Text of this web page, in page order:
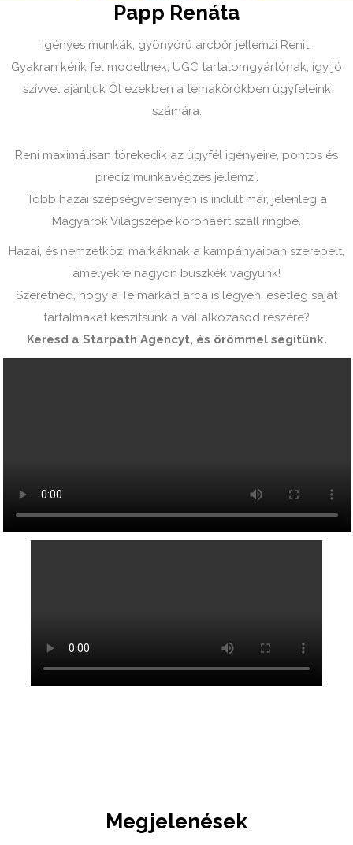
Papp Renáta
Igényes munkák, gyönyörű arcbőr jellemzi Renit.
Gyakran kérik fel modellnek, UGC tartalomgyártónak, így jó
szívvel ajánljuk Őt ezekben a témakörökben ügyfeleink
számára.
Reni maximálisan törekedik az ügyfél igényeire, pontos és
precíz munkavégzés jellemzi.
Több hazai szépségversenyen is indult már, jelenleg a
Magyarok Világszépe koronáért száll ringbe.
Hazai, és nemzetközi márkáknak a kampányaiban szerepelt,
amelyekre nagyon büszkék vagyunk!
Szeretnéd, hogy a Te márkád arca is legyen, esetleg saját
tartalmakat készítsünk a vállalkozásod részére?
Keresd a Starpath Agencyt, és örömmel segítünk.
Megjelenések